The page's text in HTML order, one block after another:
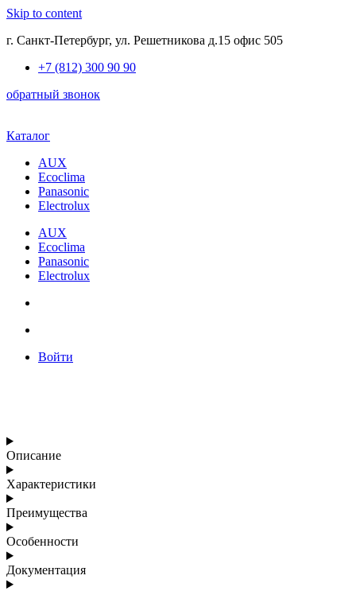
Skip to content
г. Санкт-Петербург, ул. Решетникова д.15 офис 505
+7 (812) 300 90 90
обратный звонок
Каталог
AUX
Ecoclima
Panasonic
Electrolux
AUX
Ecoclima
Panasonic
Electrolux
Войти
Описание
Характеристики
Преимущества
Особенности
Документация